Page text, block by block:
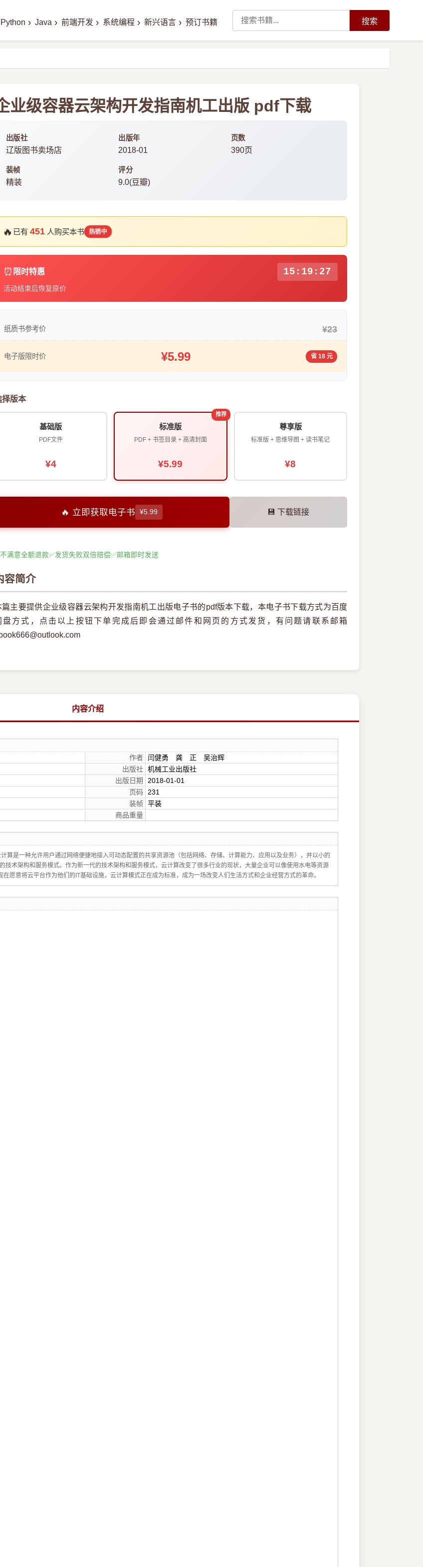
Python › Java › 前端开发 › 系统编程 › 新兴语言 › 预订书籍 搜索
业级容器云架构开发指南机工出版 pdf下载
出版社
辽版图书卖场店
出版年
2018-01
页数
390页
装帧
精装
评分
9.0(豆瓣)
🔥 已有 451人购买本书 热销中
⏰ 限时特惠 15:19:26
活动结束后恢复原价
纸质书参考价 ¥23
电子版限时价 ¥5.99 省 18 元
择版本
基础版
PDF文件
¥4
推荐
标准版
PDF + 书签目录 + 高清封面
¥5.99
尊享版
标准版 + 思维导图 + 读书笔记
¥8
🔥 立即获取电子书 ¥5.99 💾 下载链接
不满意全额退款✅发货失败双倍赔偿✅邮箱即时发送
容简介
篇主要提供企业级容器云架构开发指南机工出版电子书的pdf版本下载，本电子书下载方式为百度
盘方式，点击以上按钮下单完成后即会通过邮件和网页的方式发货，有问题请联系邮箱
内容介绍
作者
闫健勇 龚 正 吴治辉
出版社
机械工业出版社
出版日期
2018-01-01
页码
231
装帧 平装
商品重量
算是一种允许用户通过网络便捷地接入可动态配置的共享资源池（包括网络、存储、计算能力、应用以及业务），并以小的
技术架构和服务模式。作为新一代的技术架构和服务模式，云计算改变了很多行业的现状，大量企业可以像使用水电等资源
愿意将云平台作为他们的IT基础设施，云计算模式正在成为标准，成为一场改变人们生活方式和企业经营方式的革命。